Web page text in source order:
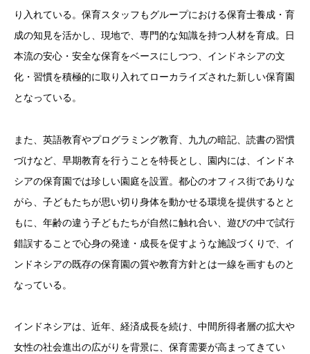
り入れている。保育スタッフもグループにおける保育士養成・育
成の知見を活かし、現地で、専門的な知識を持つ人材を育成。日
本流の安心・安全な保育をベースにしつつ、インドネシアの文
化・習慣を積極的に取り入れてローカライズされた新しい保育園
となっている。
また、英語教育やプログラミング教育、九九の暗記、読書の習慣
づけなど、早期教育を行うことを特長とし、園内には、インドネ
シアの保育園では珍しい園庭を設置。都心のオフィス街でありな
がら、子どもたちが思い切り身体を動かせる環境を提供するとと
もに、年齢の違う子どもたちが自然に触れ合い、遊びの中で試行
錯誤することで心身の発達・成長を促すような施設づくりで、イ
ンドネシアの既存の保育園の質や教育方針とは一線を画すものと
なっている。
インドネシアは、近年、経済成長を続け、中間所得者層の拡大や
女性の社会進出の広がりを背景に、保育需要が高まってきてい